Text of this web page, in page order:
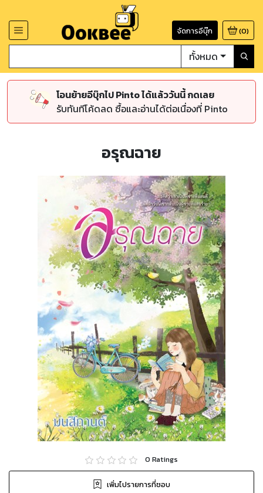
จัดการอีบุ๊ก (0)
ทั้งหมด
โอนย้ายอีบุ๊กไป Pinto ได้แล้ววันนี้ กดเลย
รับทันทีโค้ดลด ซื้อและอ่านได้ต่อเนื่องที่ Pinto
อรุณฉาย
0 Ratings
เพิ่มไปรายการที่ชอบ